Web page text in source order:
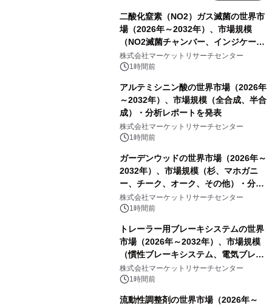
二酸化窒素（NO2）ガス滅菌の世界市
場（2026年～2032年）、市場規模
（NO2滅菌チャンバー、インジケータ
ーおよびモニタリングシステム、その
他）・分析レポートを発表
株式会社マーケットリサーチセンター
1時間前
アルテミシニン酸の世界市場（2026年
～2032年）、市場規模（全合成、半合
成）・分析レポートを発表
株式会社マーケットリサーチセンター
1時間前
ガーデンウッドの世界市場（2026年～
2032年）、市場規模（杉、マホガニ
ー、チーク、オーク、その他）・分析
レポートを発表
株式会社マーケットリサーチセンター
1時間前
トレーラー用ブレーキシステムの世界
市場（2026年～2032年）、市場規模
（慣性ブレーキシステム、電気ブレー
キシステム、その他）・分析レポート
を発表
株式会社マーケットリサーチセンター
1時間前
流動性調整剤の世界市場（2026年～